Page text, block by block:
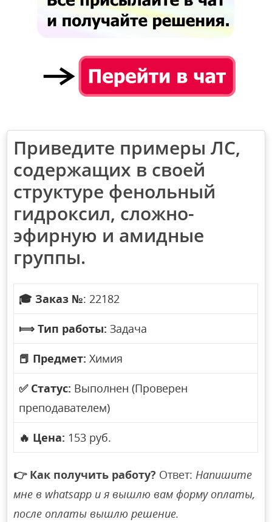
Приведите примеры ЛС,
содержащих в своей
структуре фенольный
гидроксил, сложно-
эфирную и амидные
группы.
🎓 Заказ №: 22182
⟾ Тип работы: Задача
📕 Предмет: Химия
✅ Статус: Выполнен (Проверен
преподавателем)
🔥 Цена: 153 руб.
👉 Как получить работу? Ответ:Напишите
мне в whatsapp и я вышлю вам форму оплаты,
после оплаты вышлю решение.